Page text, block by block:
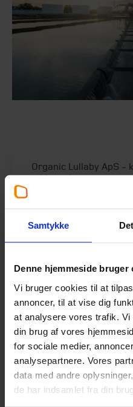
Samtykke
Denne hjemmeside bruger
Vi bruger cookies til at
annoncer, til at vise dig
at analysere vores trafik.
din brug af vores
for sociale medier,
analysepartnere. Vores
data med andre
de har indsamlet fra din
Organic Lullaby ApS​ -
uddannelse
UN Global Compact​ -
kurser
Middelfart Sparekasse​
tilstandsrapporter